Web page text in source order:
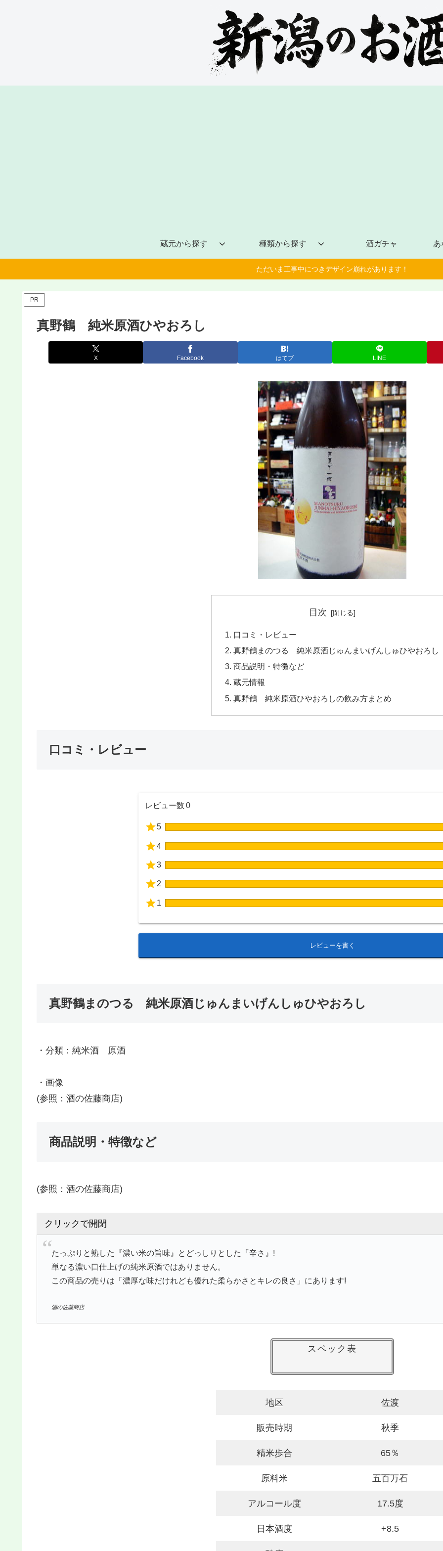
蔵元から探す 種類から探す 酒ガチャ あ
ただいま工事中につきデザイン崩れがあります！
PR
真野鶴 純米原酒ひやおろし
X Facebook はてブ LINE
目次
口コミ・レビュー
真野鶴まのつる 純米原酒じゅんまいげんしゅひやおろし
商品説明・特徴など
蔵元情報
真野鶴 純米原酒ひやおろしの飲み方まとめ
口コミ・レビュー
レビュー数 0
5
4
3
2
1
レビューを書く
真野鶴まのつる 純米原酒じゅんまいげんしゅひやおろし
・分類：純米酒 原酒
・画像
(参照：酒の佐藤商店)
商品説明・特徴など
(参照：酒の佐藤商店)
クリックで開閉
たっぷりと熟した『濃い米の旨味』とどっしりとした『辛さ』!
単なる濃い口仕上げの純米原酒ではありません。
この商品の売りは「濃厚な味だけれども優れた柔らかさとキレの良さ」にあります!
酒の佐藤商店
スペック表
地区 佐渡
販売時期 秋季
精米歩合 65％
原料米 五百万石
アルコール度 17.5度
日本酒度 +8.5